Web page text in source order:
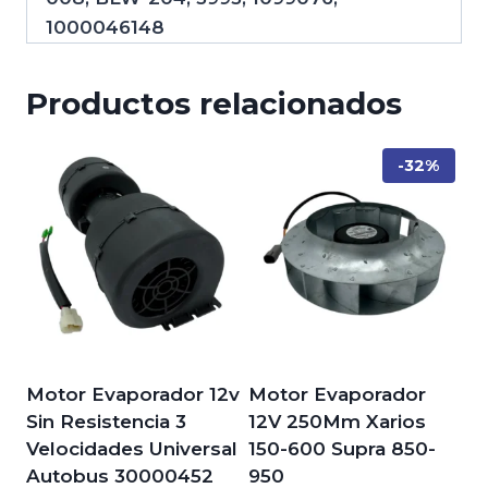
1000046148
Productos relacionados
Motor Evaporador 12v
Sin Resistencia 3
Velocidades Universal
Autobus 30000452
-32%
Motor Evaporador
12V 250Mm Xarios
150-600 Supra 850-
950